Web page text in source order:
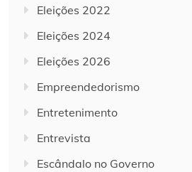
Eleições 2022
Eleições 2024
Eleições 2026
Empreendedorismo
Entretenimento
Entrevista
Escândalo no Governo